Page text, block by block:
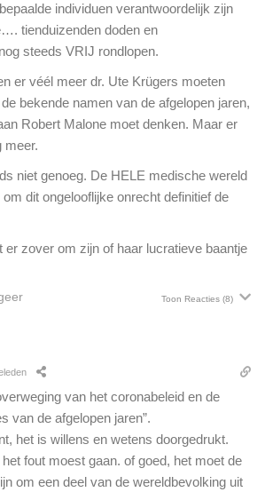
individuen verantwoordelijk zijn
tienduizenden doden en
steeds VRIJ rondlopen.
er véél meer dr. Ute Krügers moeten
bekende namen van de afgelopen jaren,
Robert Malone moet denken. Maar er
meer.
niet genoeg. De HELE medische wereld
dit ongelooflijke onrecht definitief de
zover om zijn of haar lucratieve baantje
Toon Reacties (8)
van het coronabeleid en de
van de afgelopen jaren”.
het is willens en wetens doorgedrukt.
fout moest gaan. of goed, het moet de
om een deel van de wereldbevolking uit